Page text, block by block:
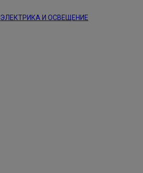
ЭЛЕКТРИКА И ОСВЕЩЕНИЕ